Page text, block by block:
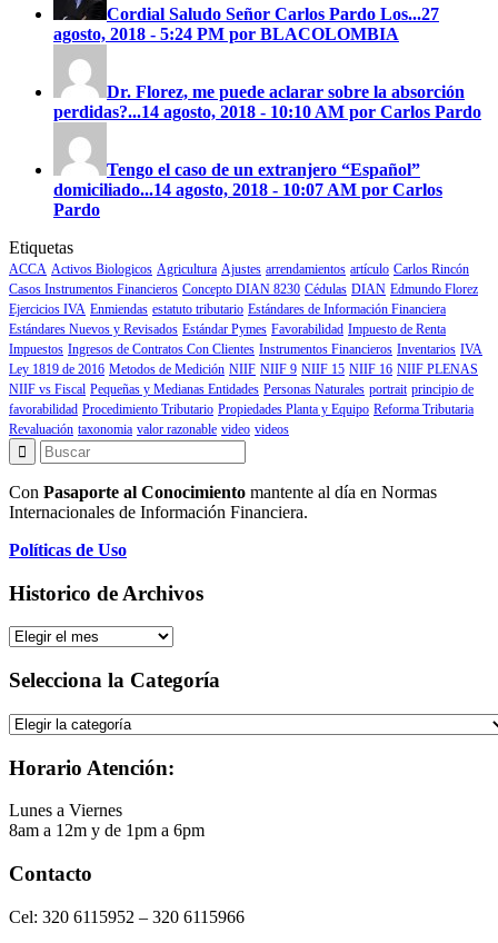
Cordial Saludo Señor Carlos Pardo Los...27
agosto, 2018 - 5:24 PM por BLACOLOMBIA
Dr. Florez, me puede aclarar sobre la absorción
perdidas?...14 agosto, 2018 - 10:10 AM por Carlos Pardo
Tengo el caso de un extranjero “Español”
domiciliado...14 agosto, 2018 - 10:07 AM por Carlos
Pardo
Etiquetas
ACCA Activos Biologicos Agricultura Ajustes arrendamientos artículo Carlos Rincón
Casos Instrumentos Financieros Concepto DIAN 8230 Cédulas DIAN Edmundo Florez
Ejercicios IVA Enmiendas estatuto tributario Estándares de Información Financiera
Estándares Nuevos y Revisados Estándar Pymes Favorabilidad Impuesto de Renta
Impuestos Ingresos de Contratos Con Clientes Instrumentos Financieros Inventarios IVA
Ley 1819 de 2016 Metodos de Medición NIIF NIIF 9 NIIF 15 NIIF 16 NIIF PLENAS
NIIF vs Fiscal Pequeñas y Medianas Entidades Personas Naturales portrait principio de
favorabilidad Procedimiento Tributario Propiedades Planta y Equipo Reforma Tributaria
Revaluación taxonomia valor razonable video videos
Con Pasaporte al Conocimiento mantente al día en Normas
Internacionales de Información Financiera.
Políticas de Uso
Historico de Archivos
Historico
Archivos
Selecciona la Categoría
Selecciona
Categoría
Horario Atención:
Lunes a Viernes
8am a 12m y de 1pm a 6pm
Contacto
Cel: 320 6115952 – 320 6115966